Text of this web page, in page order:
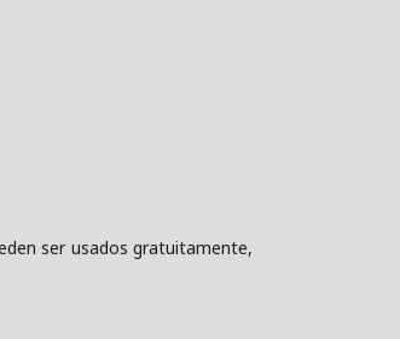
ser usados gratuitamente,